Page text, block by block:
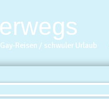
Gay-Reisen / schwuler Urlaub